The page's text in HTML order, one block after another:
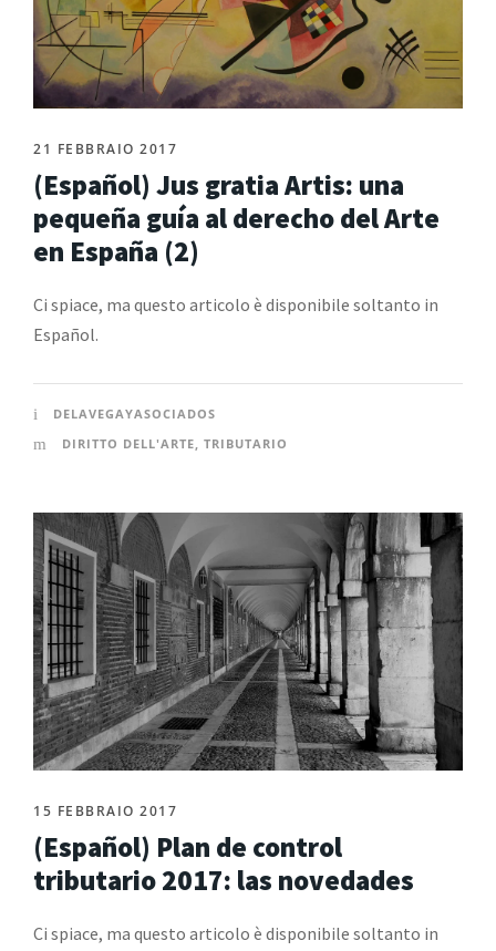
21 FEBBRAIO 2017
(Español) Jus gratia Artis: una
pequeña guía al derecho del Arte
en España (2)
Ci spiace, ma questo articolo è disponibile soltanto in
Español.
DELAVEGAYASOCIADOS
DIRITTO DELL'ARTE, TRIBUTARIO
15 FEBBRAIO 2017
(Español) Plan de control
tributario 2017: las novedades
Ci spiace, ma questo articolo è disponibile soltanto in